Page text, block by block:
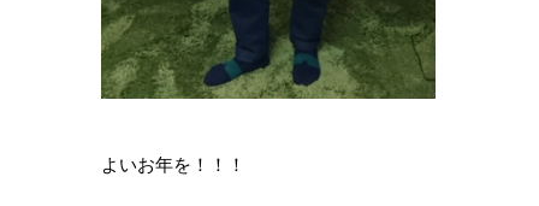
よいお年を！！！